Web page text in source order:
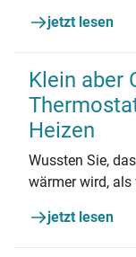
Hause die
und geben
jetzt lesen
Klein aber
Heizen
Wussten Sie,
wärmer wird,
Thermostat
Sie hier alles
jetzt lesen